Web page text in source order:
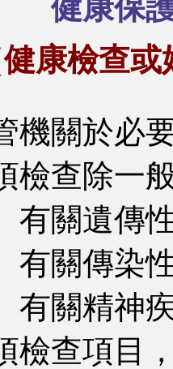
健康保護
康檢查
機關於必
檢查除一
關遺傳性
關傳染性
關精神疾
檢查項目